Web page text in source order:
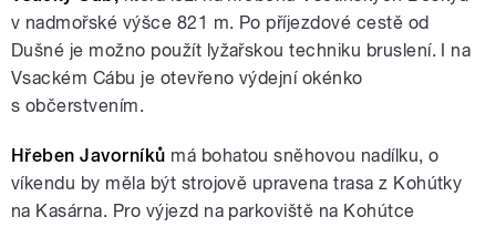
v nadmořské výšce 821 m. Po příjezdové cestě od
Dušné je možno použít lyžařskou techniku bruslení. I na
Vsackém Cábu je otevřeno výdejní okénko
s občerstvením.
Hřeben Javorníků má bohatou sněhovou nadílku, o
víkendu by měla být strojově upravena trasa z Kohútky
na Kasárna. Pro výjezd na parkoviště na Kohútce